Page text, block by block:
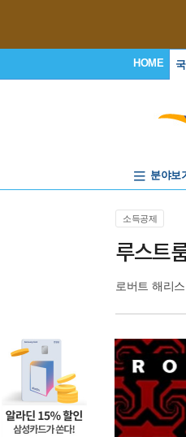
HOME
분야보
소득공제
루스트
로버트 해리스